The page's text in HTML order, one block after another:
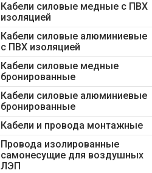
Кабели силовые медные с ПВХ
изоляцией
Кабели силовые алюминиевые
с ПВХ изоляцией
Кабели силовые медные
бронированные
Кабели силовые алюминиевые
бронированные
Кабели и провода монтажные
Провода изолированные
самонесущие для воздушных
ЛЭП